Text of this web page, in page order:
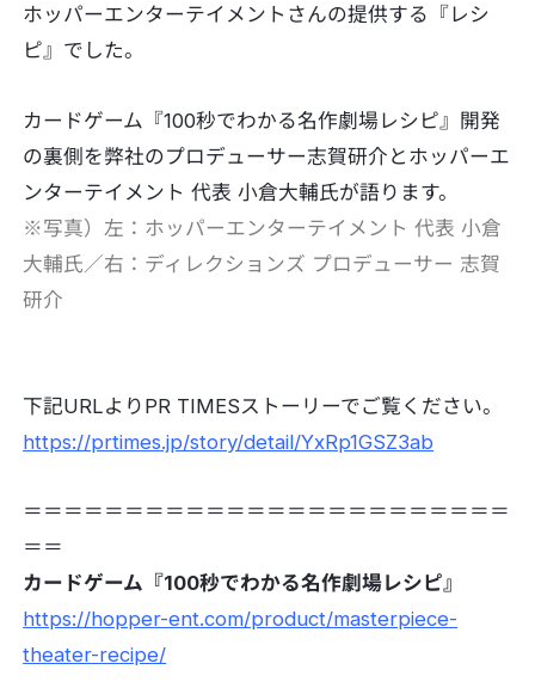
ホッパーエンターテイメントさんの提供する『レシ
ピ』でした。
カードゲーム『100秒でわかる名作劇場レシピ』開発
の裏側を弊社のプロデューサー志賀研介とホッパーエ
ンターテイメント 代表 小倉大輔氏が語ります。
※写真）左：ホッパーエンターテイメント 代表 小倉
大輔氏／右：ディレクションズ プロデューサー 志賀
研介
下記URLよりPR TIMESストーリーでご覧ください。
https://prtimes.jp/story/detail/YxRp1GSZ3ab
＝＝＝＝＝＝＝＝＝＝＝＝＝＝＝＝＝＝＝＝＝＝＝＝
＝＝
カードゲーム『100秒でわかる名作劇場レシピ』
https://hopper-ent.com/product/masterpiece-
theater-recipe/